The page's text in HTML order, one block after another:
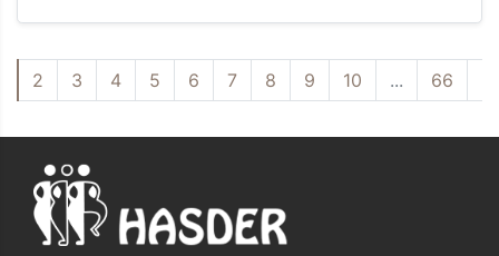
2 3 4 5 6 7 8 9 10 ... 66